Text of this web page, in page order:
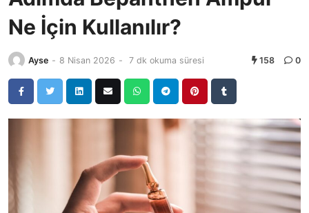
Ne İçin Kullanılır?
Ayse - 8 Nisan 2026 - 7 dk okuma süresi 158 0